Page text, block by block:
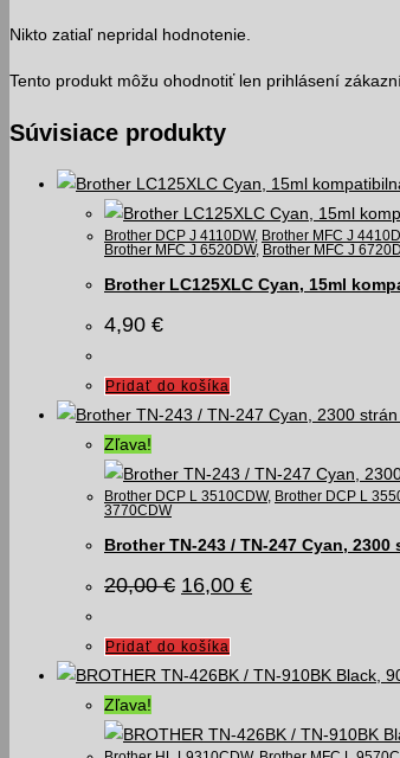
Nikto zatiaľ nepridal hodnotenie.
Tento produkt môžu ohodnotiť len prihlásení
Súvisiace produkty
Brother DCP J 4110DW, Brother MFC J
Brother MFC J 6520DW, Brother MFC J
Brother LC125XLC Cyan, 15ml
4,90 €
Pridať do košíka
Zľava!
Brother DCP L 3510CDW, Brother DCP L
3770CDW
Brother TN-243 / TN-247 Cyan,
20,00€ Pôvodná
20,00 €.
16,00 €Aktuálna
Pridať do košíka
Zľava!